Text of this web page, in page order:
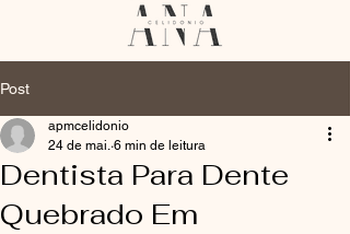
Post
Dentista Para Dente
Quebrado Em
apmcelidonio
24 de mai. 6 min de leitura